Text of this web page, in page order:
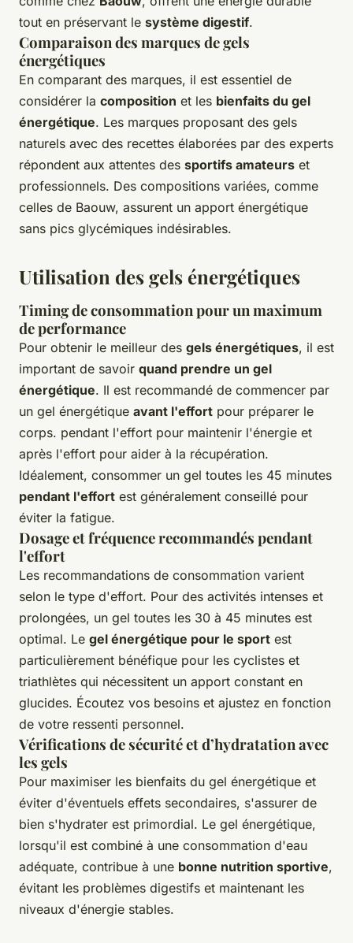
tout en préservant le système digestif.
Comparaison des marques de gels
énergétiques
En comparant des marques, il est essentiel de
considérer la composition et les bienfaits du gel
énergétique. Les marques proposant des gels
naturels avec des recettes élaborées par des experts
répondent aux attentes des sportifs amateurs et
professionnels. Des compositions variées, comme
celles de Baouw, assurent un apport énergétique
sans pics glycémiques indésirables.
Utilisation des gels énergétiques
Timing de consommation pour un maximum
de performance
Pour obtenir le meilleur des gels énergétiques, il est
important de savoir quand prendre un gel
énergétique. Il est recommandé de commencer par
un gel énergétique avant l'effort pour préparer le
corps. pendant l'effort pour maintenir l'énergie et
après l'effort pour aider à la récupération.
Idéalement, consommer un gel toutes les 45 minutes
pendant l'effort est généralement conseillé pour
éviter la fatigue.
Dosage et fréquence recommandés pendant
l'effort
Les recommandations de consommation varient
selon le type d'effort. Pour des activités intenses et
prolongées, un gel toutes les 30 à 45 minutes est
optimal. Le gel énergétique pour le sport est
particulièrement bénéfique pour les cyclistes et
triathlètes qui nécessitent un apport constant en
glucides. Écoutez vos besoins et ajustez en fonction
de votre ressenti personnel.
Vérifications de sécurité et d’hydratation avec
les gels
Pour maximiser les bienfaits du gel énergétique et
éviter d'éventuels effets secondaires, s'assurer de
bien s'hydrater est primordial. Le gel énergétique,
lorsqu'il est combiné à une consommation d'eau
adéquate, contribue à une bonne nutrition sportive,
évitant les problèmes digestifs et maintenant les
niveaux d'énergie stables.